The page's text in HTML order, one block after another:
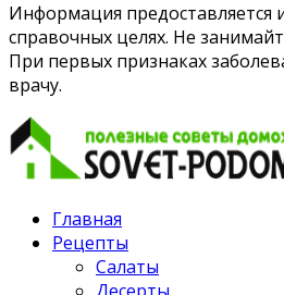
Информация предоставляется
справочных целях. Не
При первых признаках
врачу.
Главная
Рецепты
Салаты